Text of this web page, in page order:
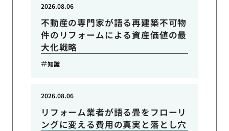
不動産の専門家が語る再建築不可物
件のリフォームによる資産価値の最
大化戦略
2026.08.06
知識
リフォーム業者が語る畳をフローリ
ングに変える費用の真実と落とし穴
2026.08.06